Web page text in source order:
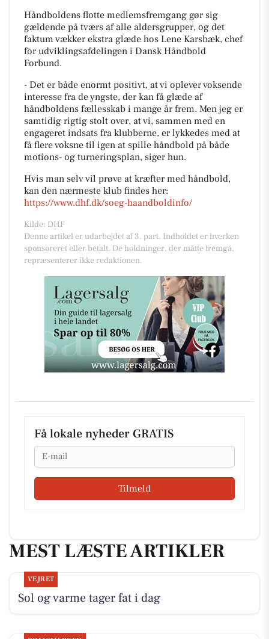
Håndboldens flotte medlemsfremgang gør sig
gældende på tværs af alle aldersgrupper, og det
faktum vækker ekstra glæde hos Lene Karsbæk, chef
for udviklingsafdelingen i Dansk Håndbold
Forbund.
- Det er både enormt positivt, at vi oplever voksende
interesse fra de yngste, der kan få glæde af
håndboldens fællesskab i mange år frem. Men jeg er
samtidig rigtig stolt over, at vi, sammen med en
engageret indsats fra klubberne, er lykkedes med at
få flere voksne til igen at spille håndbold på både
motions- og turneringsplan, siger hun.
Hvis man selv vil prøve at kræfter med håndbold,
kan den nærmeste klub findes her:
https://www.dhf.dk/soeg-haandboldinfo/
Kilde: DHF
Denne artikel er udarbejdet af 3. part. Indholdet er hverken
sponsoreret eller betalt. De holdninger, der måtte fremgå,
repræsenterer ikke redaktionen.
Få lokale nyheder GRATIS
Email
Tilmeld
MEST LÆSTE ARTIKLER
VEJRET
Sol og varme tager fat i dag